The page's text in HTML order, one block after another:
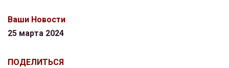
Ваши Новости
25 марта 2024
ПОДЕЛИТЬСЯ